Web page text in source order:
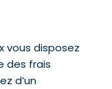
vous disposez
des frais
d’un